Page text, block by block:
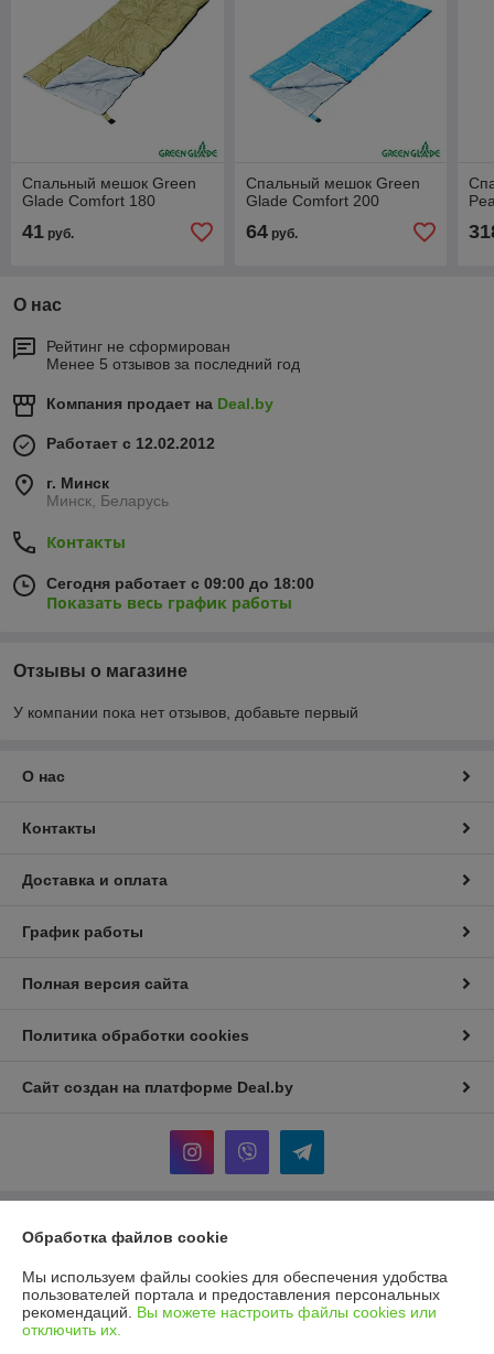
Спальный мешок Green
Glade Comfort 180
41 руб.
Спальный мешок Green
Glade Comfort 200
64руб.
О нас
Рейтинг не сформирован
Менее 5 отзывов за последний год
Компания продает на Deal.by
Работает с 12.02.2012
г. Минск
Минск, Беларусь
Контакты
Сегодня работает с 09:00 до 18:00
Показать весь график работы
Отзывы о магазине
У компании пока нет отзывов, добавьте первый
О нас
Контакты
Доставка и оплата
График работы
Полная версия сайта
Политика обработки cookies
Сайт создан на платформе Deal.by
Информация для покупателя
Индивидуальный предприниматель:
И.П Седых Светлана
Анатольевна
220090, г. Минск, ул. Кольцова, д. 5, кв. 36*
Регистрационный номер ЕГР: 101207410
Обработка файлов cookie
Мы используем файлы cookies для обеспечения удобства
пользователей портала и предоставления персональных
рекомендаций. Вы можете настроить файлы cookies или
отключить их.